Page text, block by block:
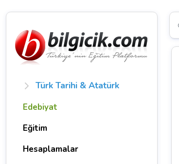
Türk Tarihi & Atatürk
Edebiyat
Eğitim
Hesaplamalar